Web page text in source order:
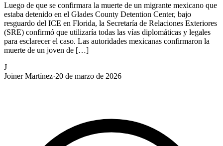
Luego de que se confirmara la muerte de un migrante mexicano que
estaba detenido en el Glades County Detention Center, bajo
resguardo del ICE en Florida, la Secretaría de Relaciones Exteriores
(SRE) confirmó que utilizaría todas las vías diplomáticas y legales
para esclarecer el caso. Las autoridades mexicanas confirmaron la
muerte de un joven de […]
J
Joiner Martínez·20 de marzo de 2026